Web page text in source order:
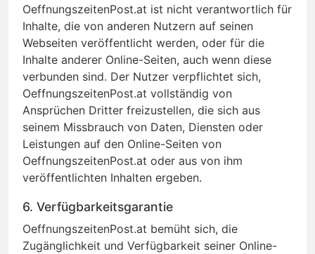
OeffnungszeitenPost.at ist nicht verantwortlich für
Inhalte, die von anderen Nutzern auf seinen
Webseiten veröffentlicht werden, oder für die
Inhalte anderer Online-Seiten, auch wenn diese
verbunden sind. Der Nutzer verpflichtet sich,
OeffnungszeitenPost.at vollständig von
Ansprüchen Dritter freizustellen, die sich aus
seinem Missbrauch von Daten, Diensten oder
Leistungen auf den Online-Seiten von
OeffnungszeitenPost.at oder aus von ihm
veröffentlichten Inhalten ergeben.
6. Verfügbarkeitsgarantie
OeffnungszeitenPost.at bemüht sich, die
Zugänglichkeit und Verfügbarkeit seiner Online-